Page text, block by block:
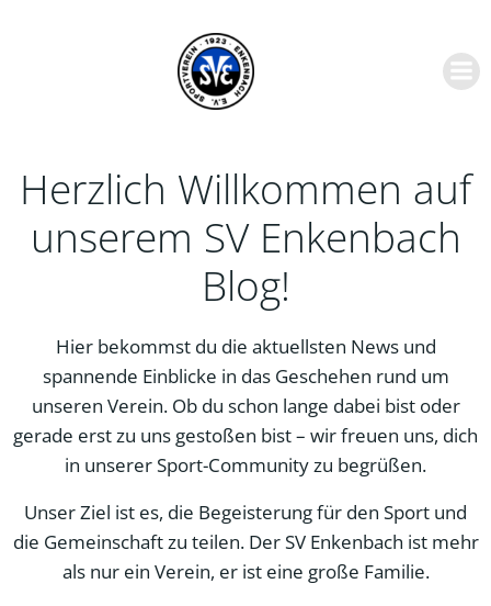
springen
Herzlich Willkommen auf
unserem SV Enkenbach
Blog!
Hier bekommst du die aktuellsten News und
spannende Einblicke in das Geschehen rund um
unseren Verein. Ob du schon lange dabei bist oder
gerade erst zu uns gestoßen bist – wir freuen uns, dich
in unserer Sport-Community zu begrüßen.
Unser Ziel ist es, die Begeisterung für den Sport und
die Gemeinschaft zu teilen. Der SV Enkenbach ist mehr
als nur ein Verein, er ist eine große Familie.